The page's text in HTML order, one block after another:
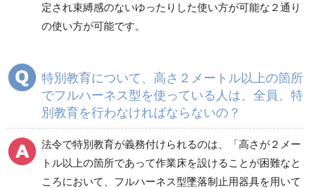
定され束縛感のないゆったりした使い方が可能な２通り
の使い方が可能です。
特別教育について、高さ２メートル以上の箇所
でフルハーネス型を使っている人は、全員、特
別教育を行わなければならないの？
法令で特別教育が義務付けられるのは、「高さが２メー
トル以上の箇所であって作業床を設けることが困難なと
ころにおいて、フルハーネス型墜落制止用器具を用いて